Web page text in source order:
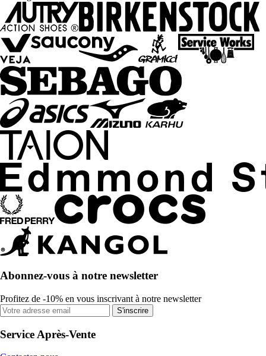
Abonnez-vous à notre newsletter
Profitez de -10% en vous inscrivant à notre newsletter
S'inscrire
Service Après-Vente